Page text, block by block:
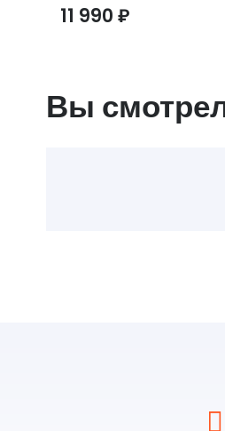
11 990 ₽
Вы